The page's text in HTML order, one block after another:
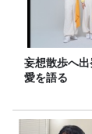
妄想散歩へ
愛を語る